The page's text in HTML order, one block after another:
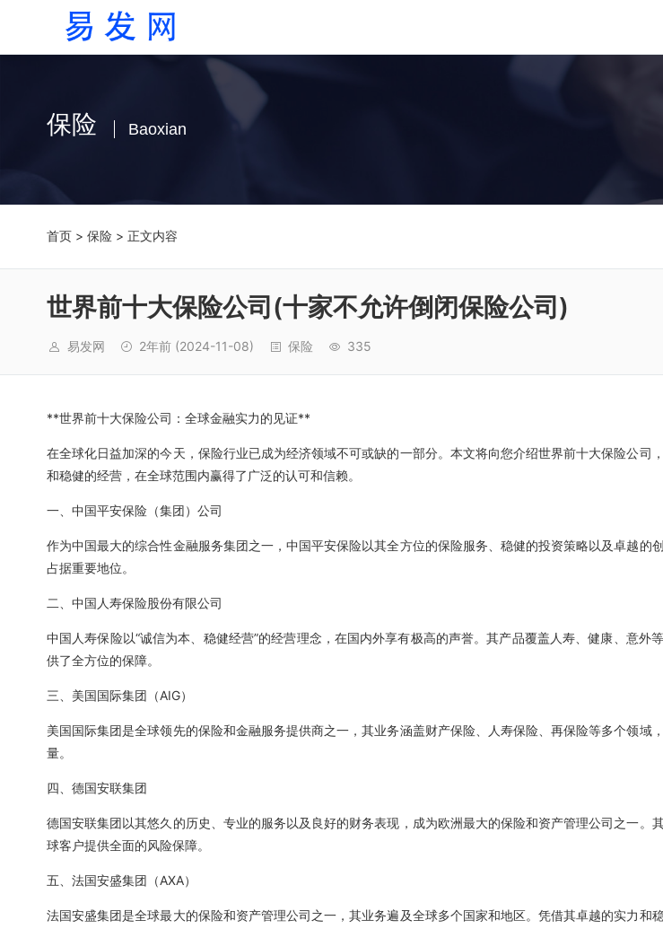
保险 Baoxian
首页 > 保险 > 正文内容
世界前十大保险公司(十家不允许倒闭保险公司)
易发网 2年前 (2024-11-08) 保险 335
**世界前十大保险公司：全球金融实力的见证**
在全球化日益加深的今天，保险行业已成为经济领域不可或缺的一部分。本文将向您介绍世界前十大保险公司
和稳健的经营，在全球范围内赢得了广泛的认可和信赖。
一、中国平安保险（集团）公司
作为中国最大的综合性金融服务集团之一，中国平安保险以其全方位的保险服务、稳健的投资策略以及卓越的
占据重要地位。
二、中国人寿保险股份有限公司
中国人寿保险以“诚信为本、稳健经营”的经营理念，在国内外享有极高的声誉。其产品覆盖人寿、健康、意外
供了全方位的保障。
三、美国国际集团（AIG）
美国国际集团是全球领先的保险和金融服务提供商之一，其业务涵盖财产保险、人寿保险、再保险等多个领域
量。
四、德国安联集团
德国安联集团以其悠久的历史、专业的服务以及良好的财务表现，成为欧洲最大的保险和资产管理公司之一。
球客户提供全面的风险保障。
五、法国安盛集团（AXA）
法国安盛集团是全球最大的保险和资产管理公司之一，其业务遍及全球多个国家和地区。凭借其卓越的实力和